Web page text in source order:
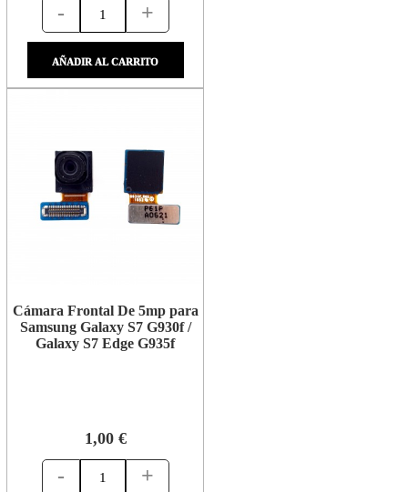
- +
AÑADIR AL CARRITO
Cámara Frontal De 5mp para
Samsung Galaxy S7 G930f /
Galaxy S7 Edge G935f
1,00 €
- +